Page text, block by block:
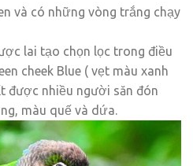
và có những vòng trắng chạy
lai tạo chọn lọc trong điều
cheek Blue ( vẹt màu xanh
được nhiều người săn đón
màu quế và dứa.